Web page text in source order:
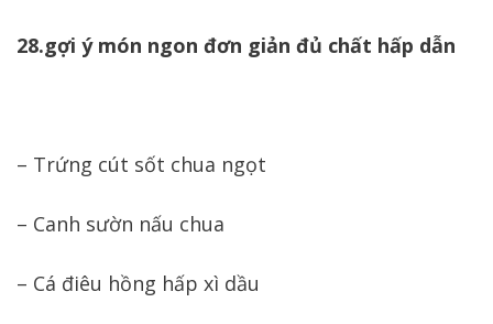
28.gợi ý món ngon đơn giản đủ chất hấp dẫn
– Trứng cút sốt chua ngọt
– Canh sườn nấu chua
– Cá điêu hồng hấp xì dầu